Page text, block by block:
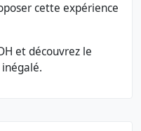
cette expérience
et découvrez le